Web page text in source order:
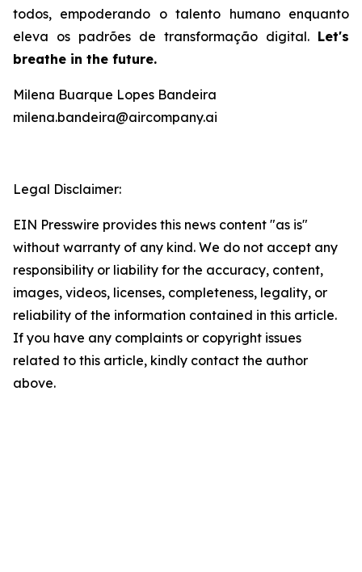
todos, empoderando o talento humano enquanto
eleva os padrões de transformação digital. Let's
breathe in the future.
Milena Buarque Lopes Bandeira
milena.bandeira@aircompany.ai
Legal Disclaimer:
EIN Presswire provides this news content "as is"
without warranty of any kind. We do not accept any
responsibility or liability for the accuracy, content,
images, videos, licenses, completeness, legality, or
reliability of the information contained in this article.
If you have any complaints or copyright issues
related to this article, kindly contact the author
above.